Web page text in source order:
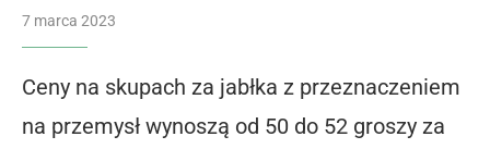
7 marca 2023
Ceny na skupach za jabłka z przeznaczeniem
na przemysł wynoszą od 50 do 52 groszy za